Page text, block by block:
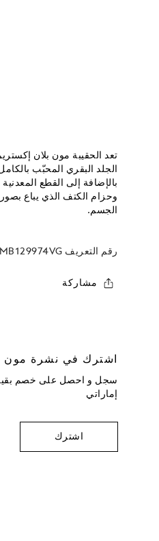
وحزام الكتف الذي يباع
الجسم.
رقم التعريف MB129974VG
مشاركة
اشترك في نشرة مون
إماراتي
اشترك